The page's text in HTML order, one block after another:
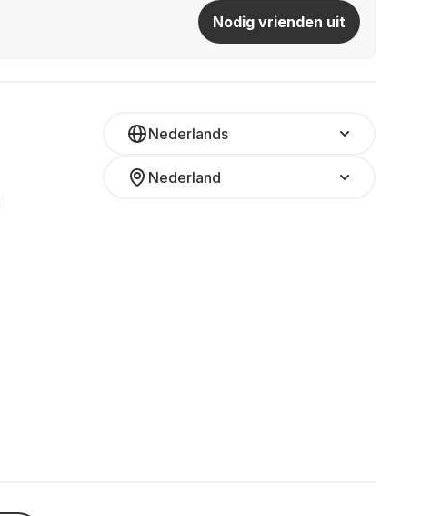
Nodig vrienden uit
Nederlands
Nederland